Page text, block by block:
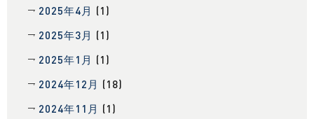
2025年4月 (1)
2025年3月 (1)
2025年1月 (1)
2024年12月 (18)
2024年11月 (1)